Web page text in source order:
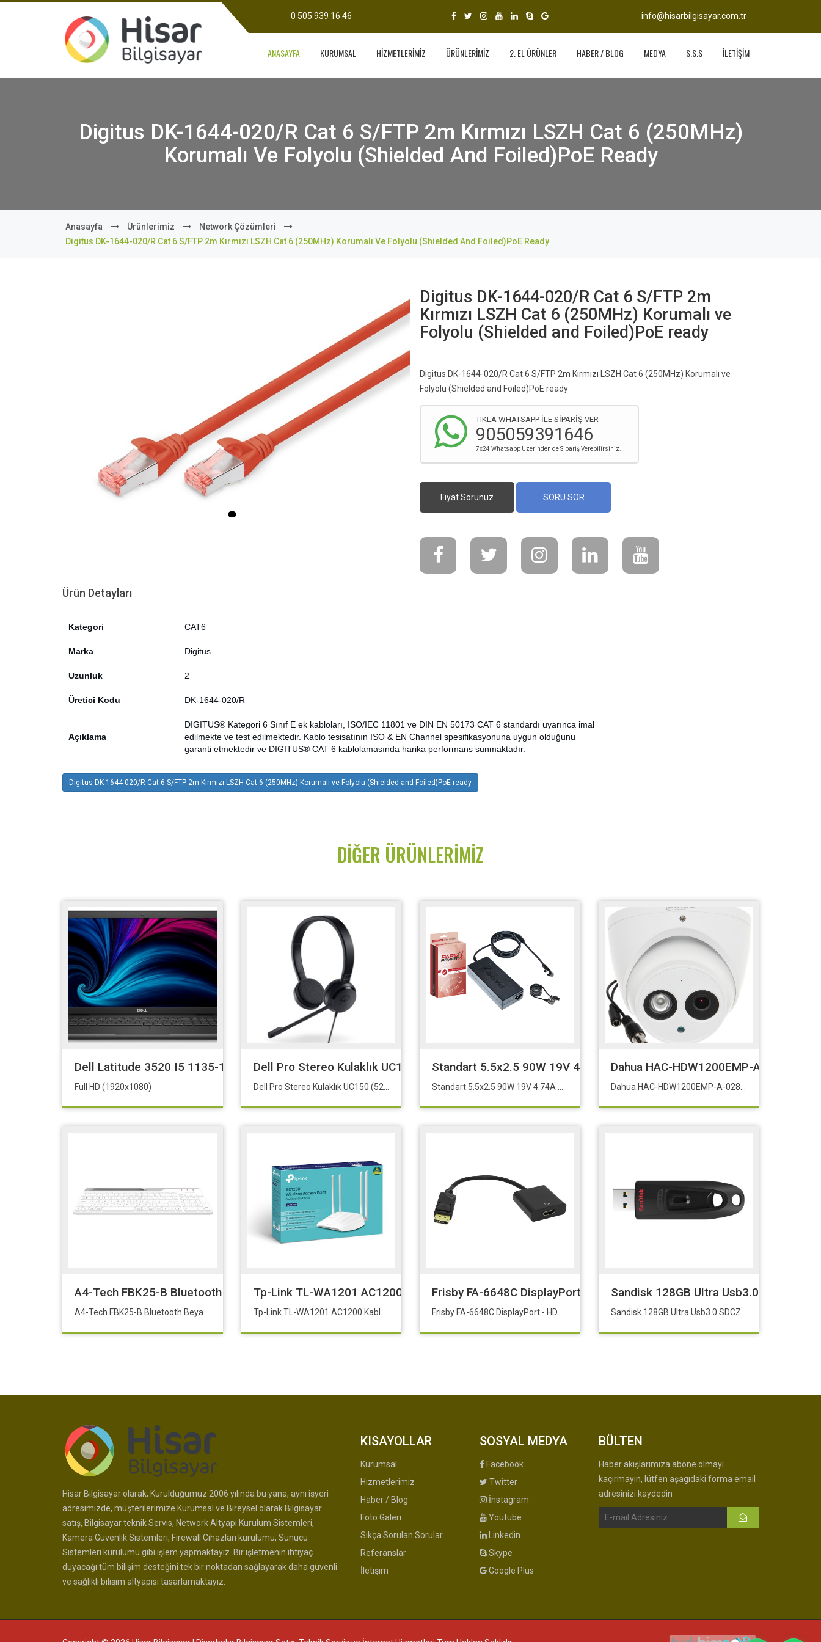
0 505 939 16 46 info@hisarbilgisayar.com.tr
ANASAYFA KURUMSAL HİZMETLERİMİZ ÜRÜNLERİMİZ 2. EL ÜRÜNLER HABER / BLOG MEDYA S.S.S İLETİŞİM
Digitus DK-1644-020/R Cat 6 S/FTP 2m Kırmızı LSZH Cat 6 (250MHz)
Korumalı Ve Folyolu (Shielded And Foiled)PoE Ready
Anasayfa Ürünlerimiz
Network Çözümleri
Digitus DK-1644-020/R Cat 6 S/FTP 2m Kırmızı LSZH Cat 6 (250MHz) Korumalı Ve Folyolu (Shielded And Foiled)PoE Ready
Digitus DK-1644-020/R Cat 6 S/FTP 2m
Kırmızı LSZH Cat 6 (250MHz) Korumalı ve
Folyolu (Shielded and Foiled)PoE ready
Digitus DK-1644-020/R Cat 6 S/FTP 2m Kırmızı LSZH Cat 6 (250MHz) Korumalı ve
Folyolu (Shielded and Foiled)PoE ready
TIKLA WHATSAPP İLE SİPARİŞ VER
905059391646
7x24 Whatsapp Üzerinden de Sipariş Verebilirsiniz.
Fiyat Sorunuz SORU SOR
Ürün Detayları
Kategori CAT6
Marka Digitus
Uzunluk 2
Üretici Kodu DK-1644-020/R
Açıklama
DIGITUS® Kategori 6 Sınıf E ek kabloları, ISO/IEC 11801 ve DIN EN 50173 CAT 6 standardı uyarınca imal
edilmekte ve test edilmektedir. Kablo tesisatının ISO & EN Channel spesifikasyonuna uygun olduğunu
garanti etmektedir ve DIGITUS® CAT 6 kablolamasında harika performans sunmaktadır.
Digitus DK-1644-020/R Cat 6 S/FTP 2m Kırmızı LSZH Cat 6 (250MHz) Korumalı ve Folyolu (Shielded and Foiled)PoE ready
DIĞER ÜRÜNLERIMIZ
Dell Latitude 3520 I5 1135-15.6''-8G-256SSD-Dos
Full HD (1920x1080)
Dell Pro Stereo Kulaklık UC150 (520-AAMD) 50 Days Lead TimeStandart 5.5x2.5 90W 19V 4.74A Adaptör Şarj Aleti-Cihazı
Dahua HAC-HDW1200EMP-A-0280B
A4-Tech FBK25-B Bluetooth Beyaz Kablosuz KlavyeTp-Link TL-WA1201 AC1200 Kablosuz Access PointFrisby FA-6648C DisplayPort - HDMI 4K Dönüştürücü 30Hz
Sandisk 128GB Ultra Usb3.0 SDCZ48-
Hisar Bilgisayar olarak; Kurulduğumuz 2006 yılında bu yana, aynı işyeri
adresimizde, müşterilerimize Kurumsal ve Bireysel olarak Bilgisayar
satış, Bilgisayar teknik Servis, Network Altyapı Kurulum Sistemleri,
Kamera Güvenlik Sistemleri, Firewall Cihazları kurulumu, Sunucu
Sistemleri kurulumu gibi işlem yapmaktayız. Bir işletmenin ihtiyaç
duyacağı tüm bilişim desteğini tek bir noktadan sağlayarak daha güvenli
ve sağlıklı bilişim altyapısı tasarlamaktayız.
KISAYOLLAR
Kurumsal
Hizmetlerimiz
Haber / Blog
Foto Galeri
Sıkça Sorulan Sorular
Referanslar
İletişim
SOSYAL MEDYA
Facebook
Twitter
İnstagram
Youtube
Linkedin
Skype
Google Plus
BÜLTEN
Haber akışlarımıza abone olmayı
kaçırmayın, lütfen aşagıdaki forma email
adresinizi kaydedin